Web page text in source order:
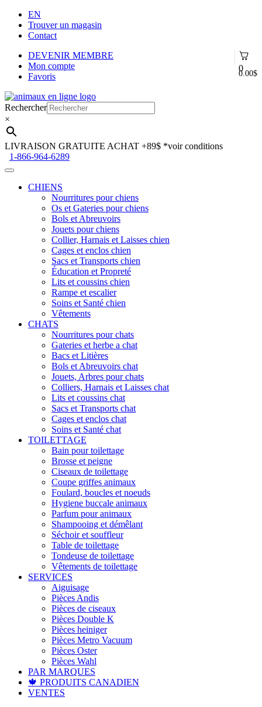
EN
Trouver un magasin
Contact
0
0.00$
DEVENIR MEMBRE
Mon compte
Favoris
Aller
à
la
navigation
Aller
au
contenu
Rechercher
×
LIVRAISON GRATUITE ACHAT +89$ *voir conditions
1-866-964-6289
CHIENS
Nourritures pour chiens
Os et Gateries pour chiens
Bols et Abreuvoirs
Jouets pour chiens
Collier, Harnais et Laisses chien
Cages et enclos chien
Sacs et Transports chien
Éducation et Propreté
Lits et coussins chien
Rampe et escalier
Soins et Santé chien
Vêtements
CHATS
Nourritures pour chats
Gateries et herbe a chat
Bacs et Litières
Bols et Abreuvoirs chat
Jouets, Arbres pour chats
Colliers, Harnais et Laisses chat
Lits et coussins chat
Sacs et Transports chat
Cages et enclos chat
Soins et Santé chat
TOILETTAGE
Bain pour toilettage
Brosse et peigne
Ciseaux de toilettage
Coupe griffes animaux
Foulard, boucles et noeuds
Hygiene buccale animaux
Parfum pour animaux
Shampooing et démêlant
Séchoir et souffleur
Table de toilettage
Tondeuse de toilettage
Vêtements de toilettage
SERVICES
Aiguisage
Pièces Andis
Pièces de ciseaux
Pièces Double K
Pièces heiniger
Pièces Metro Vacuum
Pièces Oster
Pièces Wahl
PAR MARQUES
🍁 PRODUITS CANADIEN
VENTES